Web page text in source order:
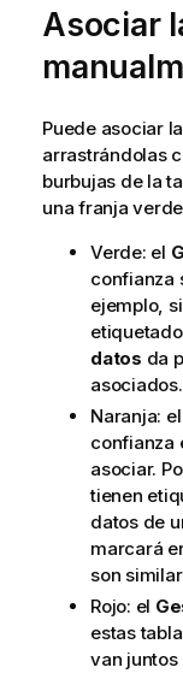
Asociar
Puede asociar
arrastrándolas
burbujas de la
una franja
Verde: el
confianza
ejemplo,
datos da
asociados.
Naranja: el
confianza
asociar.
tienen
datos de
marcará
son
Rojo: el
estas
van